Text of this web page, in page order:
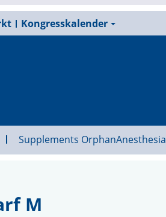
Kongresskalender
Supplements OrphanAnesthesia
M